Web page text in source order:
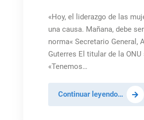
«Hoy, el liderazgo de las
una causa. Mañana, debe
norma« Secretario General,
Guterres El titular de la ONU
«Tenemos…
Continuar leyendo…
en